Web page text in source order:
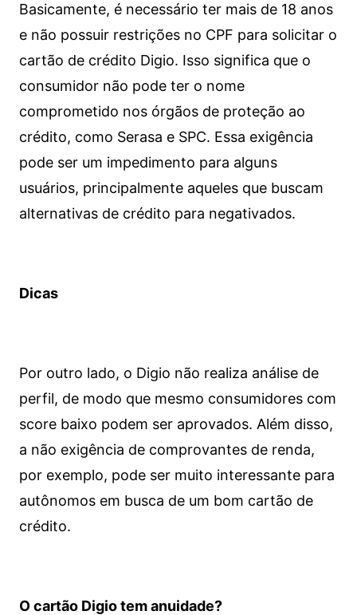
Basicamente, é necessário ter mais de 18 anos
e não possuir restrições no CPF para solicitar o
cartão de crédito Digio. Isso significa que o
consumidor não pode ter o nome
comprometido nos órgãos de proteção ao
crédito, como Serasa e SPC. Essa exigência
pode ser um impedimento para alguns
usuários, principalmente aqueles que buscam
alternativas de crédito para negativados.
Dicas
Por outro lado, o Digio não realiza análise de
perfil, de modo que mesmo consumidores com
score baixo podem ser aprovados. Além disso,
a não exigência de comprovantes de renda,
por exemplo, pode ser muito interessante para
autônomos em busca de um bom cartão de
crédito.
O cartão Digio tem anuidade?